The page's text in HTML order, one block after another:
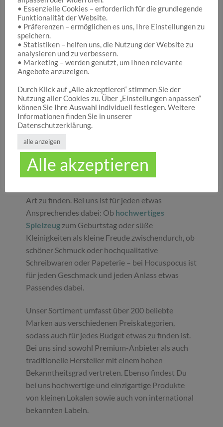
Hocuspocus – Ihr Onlineshop für die schönen
Dinge des Lebens
Hocuspocus ist die richtige Anlaufstelle für Dich,
wenn Du auf der Suche nach schönen
Geschenken , tollenSpielwarenoder
ansprechenderDekorationbist. Wir von
Hocuspocus wissen schöne Dinge stets zu
schätzen und legen daher großen Wert darauf,
dass bei uns Groß und Klein etwas finden, was sie
glücklich macht. Jeder Tag ist ein guter Anlass, um
seinen Liebsten oder sich selbst eine Freude zu
machen. Unser umfassendes Sortiment gibt Ihnen
Art zu finden. Bei uns ist für jeden etwas
Ansprechendes dabei: Ob hochwertiges
Spielzeug zum Geburtstag oder süße
Kleinigkeiten als kleine Freude zwischendurch, ob
schöner Schmuck oder hochqualitative
Schreibwaren oder Papeterie – bei Hocuspocus ist
für jeden Geschmack und jeden Anlass etwas
Passendes dabei.
Unser Sortiment umfasst über 200 beliebte
Marken aus verschiedenen Preiskategorien,
sodass auch für jedes Budget etwas zu finden ist.
Bei uns sind sowohl Premium-Anbieter als auch
traditionelle Hersteller mit einem hohen
Bekanntheitsgrad vertreten. Ebenso findest Du
bei uns hochwertige und einzigartige Produkte
von kleinen Lokalen sowie auch von international
bekannten Labeln.
• Essenzielle Cookies – erforderlich für die grundlegende
Funktionalität der Website.
• Präferenzen – ermöglichen es uns, Ihre Einstellungen zu
speichern.
• Statistiken – helfen uns, die Nutzung der Website zu
analysieren und zu verbessern.
• Marketing – werden genutzt, um Ihnen relevante
Angebote anzuzeigen.
Durch Klick auf „Alle akzeptieren“ stimmen Sie der
Nutzung aller Cookies zu. Über „Einstellungen anpassen“
können Sie Ihre Auswahl individuell festlegen. Weitere
Informationen finden Sie in unserer
Datenschutzerklärung.
alle anzeigen
Alle akzeptieren